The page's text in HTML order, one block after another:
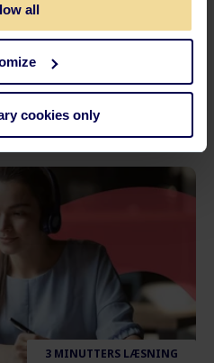
all
cookies only
forarbejde
3 MINUTTERS LÆSNING